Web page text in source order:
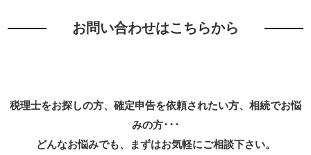
お問い合わせはこちらから
税理士をお探しの方、確定申告を依頼されたい方、相続でお悩
みの方･･･
どんなお悩みでも、まずはお気軽にご相談下さい。